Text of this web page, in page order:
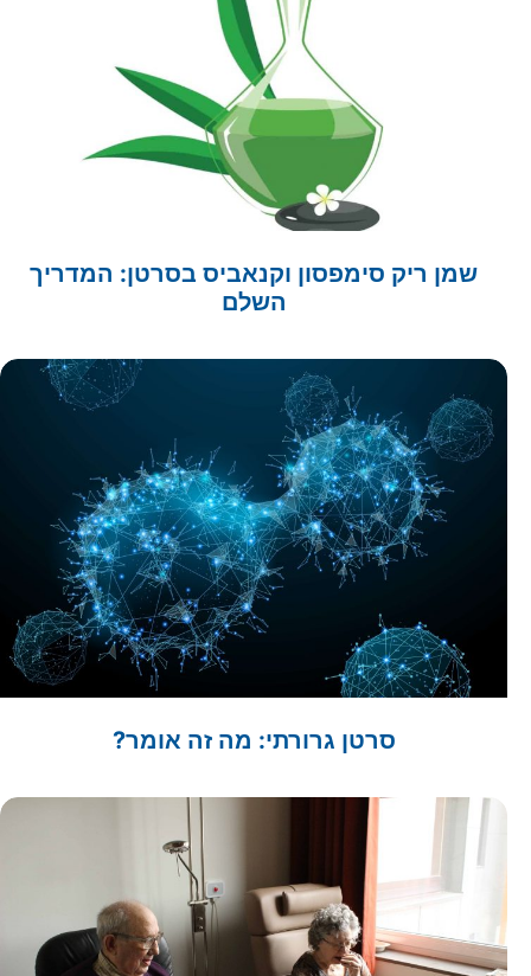
מרקרים לסרטן: המדריך המלא
שמן ריק סימפסון וקנאביס בסרטן: המדריך
השלם
סרטן גרורתי: מה זה אומר?